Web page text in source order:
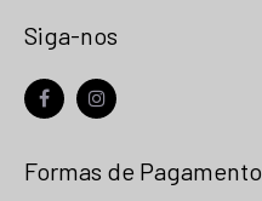
Siga-nos
Formas de Pagamento